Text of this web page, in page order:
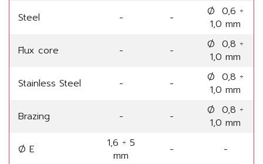
Steel
- -
Ø 0,6 ÷
1,0 mm
Flux core
- -
Ø 0,8 ÷
1,0 mm
Stainless Steel
- -
Ø 0,8 ÷
1,0 mm
Brazing
- -
Ø 0,8 ÷
1,0 mm
Ø E
1,6 ÷ 5
mm
-
-